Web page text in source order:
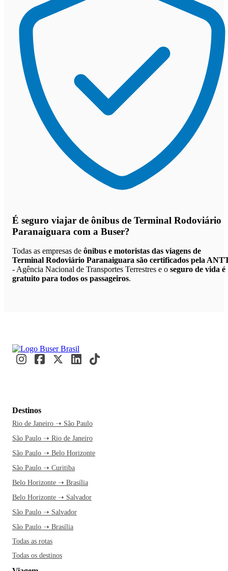
É seguro viajar de ônibus de Terminal Rodoviário
Paranaiguara com a Buser?
Todas as empresas de ônibus e motoristas das viagens de
Terminal Rodoviário Paranaiguara são certificados pela
- Agência Nacional de Transportes Terrestres e o seguro de vida é
gratuito para todos os passageiros.
Destinos
Rio de Janeiro ➝ São Paulo
São Paulo ➝ Rio de Janeiro
São Paulo ➝ Belo Horizonte
São Paulo ➝ Curitiba
Belo Horizonte ➝ Brasília
Belo Horizonte ➝ Salvador
São Paulo ➝ Salvador
São Paulo ➝ Brasília
Todas as rotas
Todas os destinos